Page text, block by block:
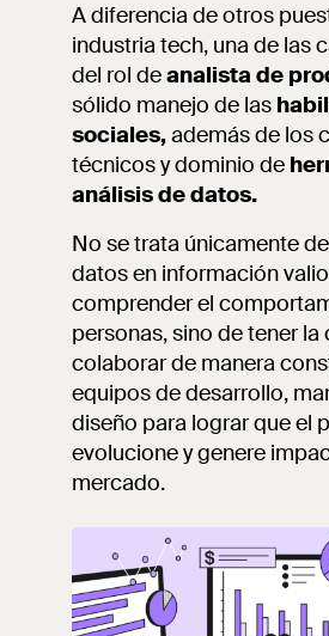
A diferencia de otros
industria tech, una de las
del rol deanalista de
sólido manejo de las
sociales,además de los
técnicos y dominio de
análisis de datos.
No se trata únicamente
datos en información
comprender el
personas, sino de tener
colaborar de manera
equipos de desarrollo,
diseño para lograr que el
evolucione y genere
mercado.